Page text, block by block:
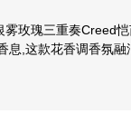
雾玫瑰三重奏Creed
息,这款花香调香氛